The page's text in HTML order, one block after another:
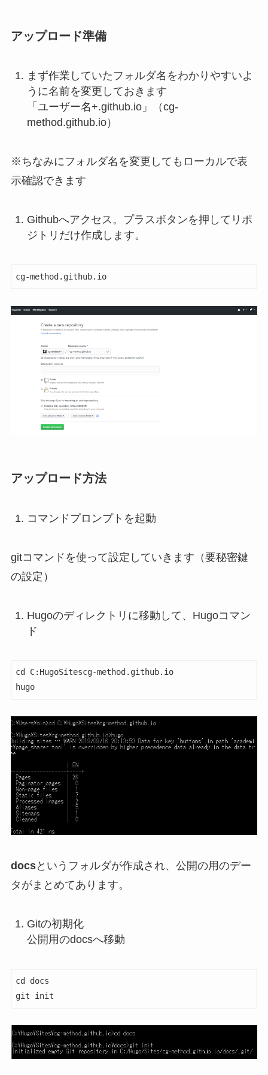
アップロード準備
まず作業していたフォルダ名をわかりやすいよ
うに名前を変更しておきます
「ユーザー名+.github.io」（cg-
method.github.io）
※ちなみにフォルダ名を変更してもローカルで表
示確認できます
Githubへアクセス。プラスボタンを押してリポ
ジトリだけ作成します。
cg-method.github.io
アップロード方法
コマンドプロンプトを起動
gitコマンドを使って設定していきます（要秘密鍵
の設定）
Hugoのディレクトリに移動して、Hugoコマン
ド
cd C:HugoSitescg-method.github.io
hugo
docsというフォルダが作成され、公開の用のデー
タがまとめてあります。
Gitの初期化
公開用のdocsへ移動
cd docs